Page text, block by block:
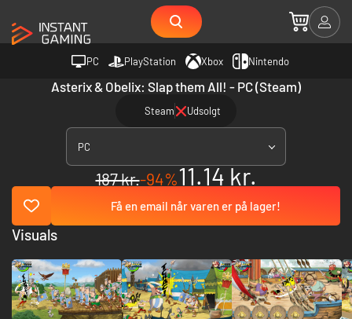
PC PlayStation Xbox Nintendo
Asterix & Obelix: Slap them All! - PC (Steam)
Steam Udsolgt
PC
187 kr.-94%11.14 kr.
Få en email når varen er på lager!
Visuals